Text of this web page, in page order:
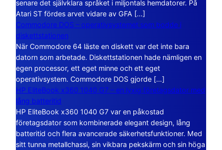
senare det självklara språket i miljontals hemdatorer. På
Atari ST fördes arvet vidare av GFA […]
Commodore DOS – operativsystemet som bodde i
diskettstationen
När Commodore 64 läste en diskett var det inte bara
datorn som arbetade. Diskettstationen hade nämligen en
egen processor, ett eget minne och ett eget
operativsystem. Commodore DOS gjorde […]
HP EliteBook x360 1040 G7 – en lyxig företagsdator med
lång batteritid
HP EliteBook x360 1040 G7 var en påkostad
företagsdator som kombinerade elegant design, lång
batteritid och flera avancerade säkerhetsfunktioner. Med
sitt tunna metallchassi, sin vikbara pekskärm och sin höga